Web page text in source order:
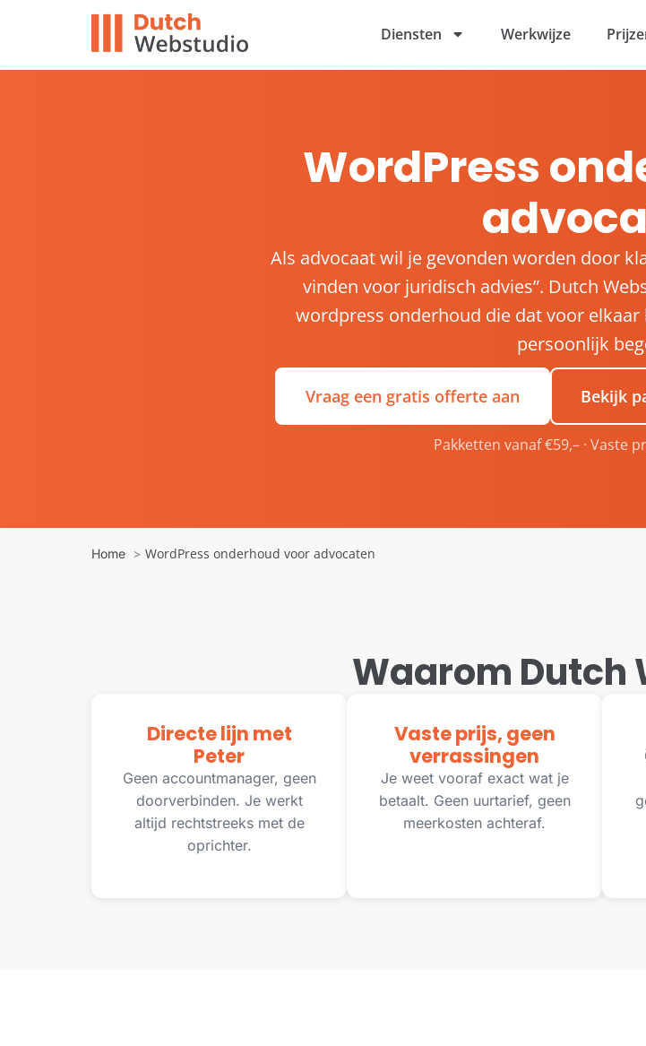
Diensten Werkwijze
WordPress
Als advocaat wil je gevonden worden door
vinden voor juridisch advies”. Dutch
wordpress onderhoud die dat voor
persoonlijk
Vraag een gratis offerte aan Bekijk
Pakketten vanaf €59,– · Vaste
Home WordPress onderhoud voor advocaten
Waarom Dutch
Directe lijn met
Peter
Geen accountmanager, geen
doorverbinden. Je werkt
altijd rechtstreeks met de
oprichter.
Vaste prijs, geen
verrassingen
Je weet vooraf exact wat je
betaalt. Geen uurtarief, geen
meerkosten achteraf.